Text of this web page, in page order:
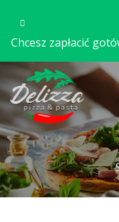
Chcesz zapłacić